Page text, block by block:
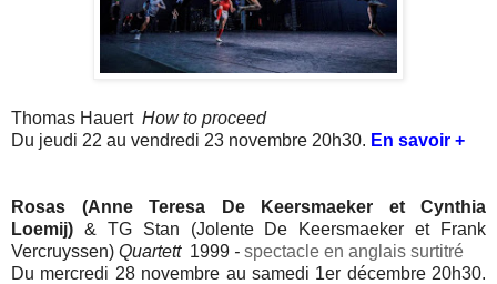
Thomas Hauert How to proceed
Du jeudi 22 au vendredi 23 novembre 20h30. En savoir +
Rosas (Anne Teresa De Keersmaeker et Cynthia
Loemij) & TG Stan (Jolente De Keersmaeker et Frank
Vercruyssen) Quartett 1999 - spectacle en anglais surtitré
Du mercredi 28 novembre au samedi 1er décembre 20h30.